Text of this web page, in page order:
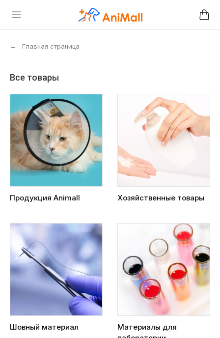
← Главная страница
Все товары
Продукция Animall Хозяйственные товары
Шовный материал
Материалы для